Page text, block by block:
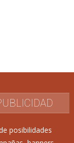
posibilidades